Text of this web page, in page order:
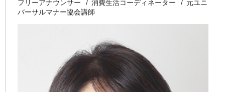
フリーアナウンサー 消費生活コーディネーター
元ユニ
バーサルマナー協会講師